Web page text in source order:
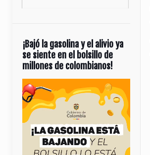
¡Bajó la gasolina y el alivio ya
se siente en el bolsillo de
millones de colombianos!
Reproductor
de
vídeo